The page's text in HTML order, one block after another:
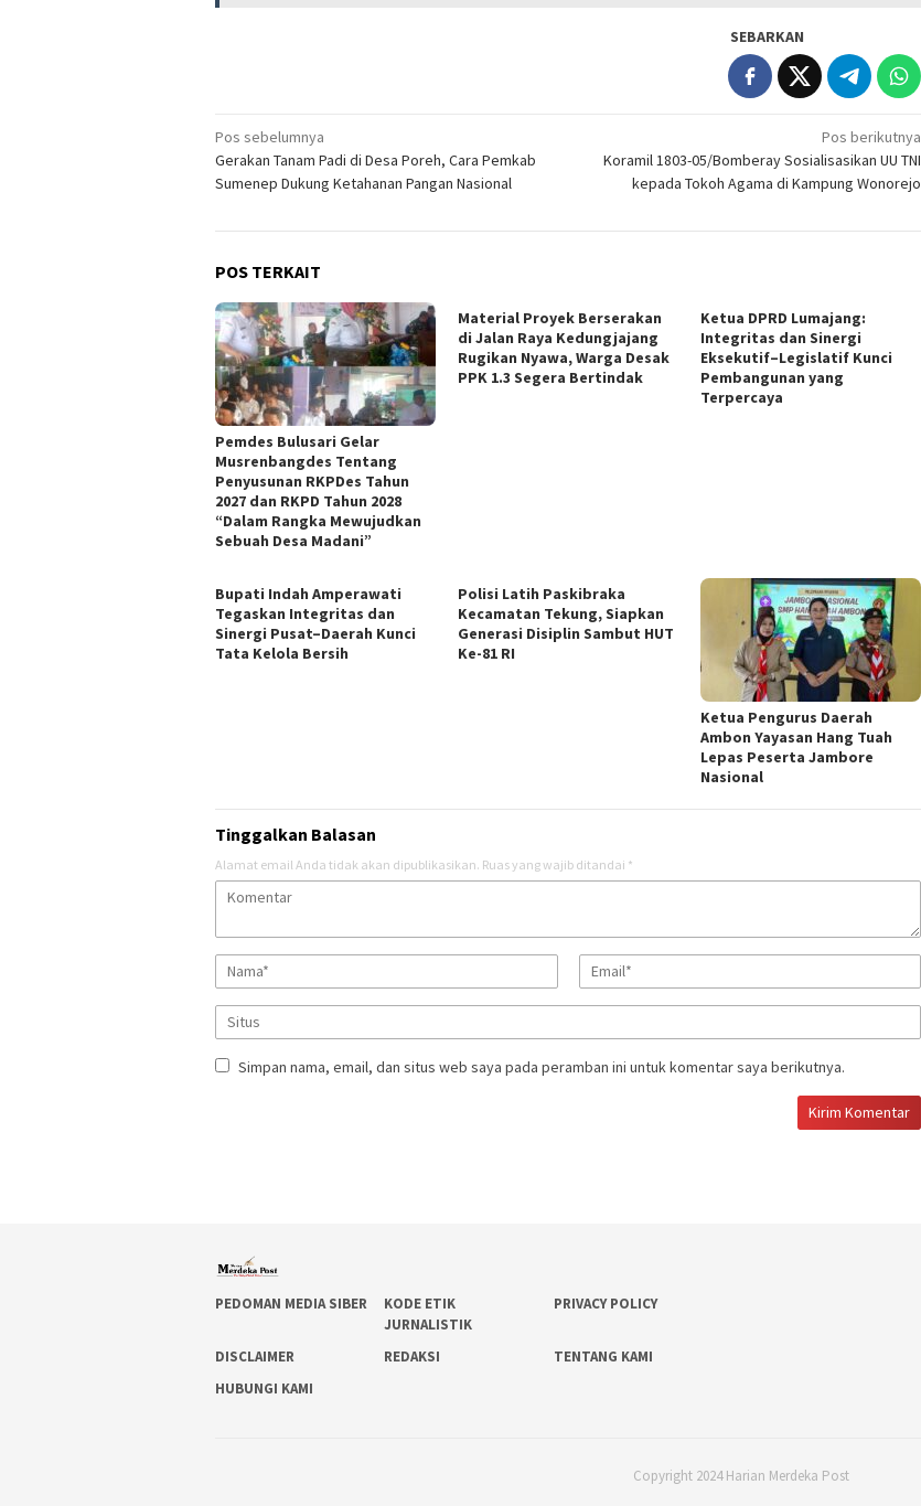
SEBARKAN
Navigasi
pos
Pos sebelumnya
Gerakan Tanam Padi di Desa Poreh, Cara Pemkab
Sumenep Dukung Ketahanan Pangan Nasional
Pos berikutnya
Koramil 1803-05/Bomberay Sosialisasikan UU TNI
kepada Tokoh Agama di Kampung Wonorejo
POS TERKAIT
Pemdes Bulusari Gelar
Musrenbangdes Tentang
Penyusunan RKPDes Tahun
2027 dan RKPD Tahun 2028
“Dalam Rangka Mewujudkan
Sebuah Desa Madani”
Material Proyek Berserakan
di Jalan Raya Kedungjajang
Rugikan Nyawa, Warga Desak
PPK 1.3 Segera Bertindak
Ketua DPRD Lumajang:
Integritas dan Sinergi
Eksekutif–Legislatif Kunci
Pembangunan yang
Terpercaya
Bupati Indah Amperawati
Tegaskan Integritas dan
Sinergi Pusat–Daerah Kunci
Tata Kelola Bersih
Polisi Latih Paskibraka
Kecamatan Tekung, Siapkan
Generasi Disiplin Sambut HUT
Ke-81 RI
Ketua Pengurus Daerah
Ambon Yayasan Hang Tuah
Lepas Peserta Jambore
Nasional
Tinggalkan Balasan
Alamat email Anda tidak akan dipublikasikan. Ruas yang wajib ditandai *
Simpan nama, email, dan situs web saya pada peramban ini untuk komentar saya berikutnya.
PEDOMAN MEDIA SIBER
KODE ETIK
JURNALISTIK
PRIVACY POLICY
DISCLAIMER REDAKSI
TENTANG KAMI
HUBUNGI KAMI
Copyright 2024 Harian Merdeka Post